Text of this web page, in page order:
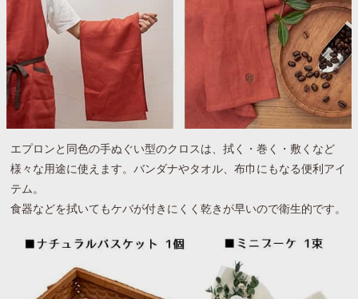
エプロンと同色の手ぬぐい型のクロスは、拭く・巻く・敷くなど
様々な用途に使えます。バンダナやタオル、布巾にもなる便利アイ
テム。
食器などを拭いてもケバが付きにくく乾きが早いので衛生的です。